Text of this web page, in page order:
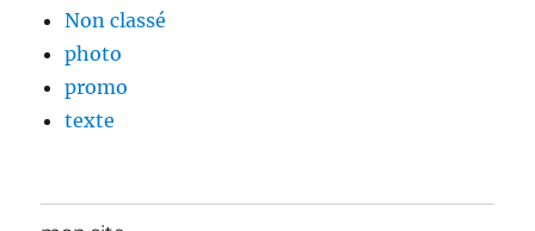
Non classé
photo
promo
texte